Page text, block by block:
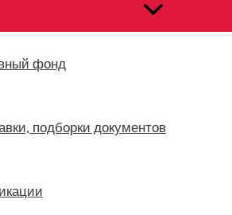
фонд
подборки документов